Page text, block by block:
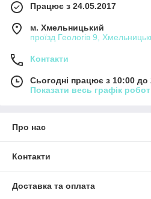
Працює з 24.05.2017
м. Хмельницький
проїзд Геологів 9,
Контакти
Сьогодні працює з 10:00 до
Показати весь графік
Про нас
Контакти
Доставка та оплата